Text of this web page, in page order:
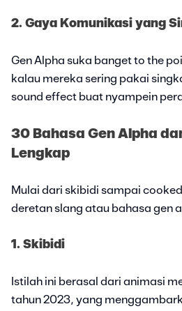
2. Gaya Komunikasi yang
Gen Alpha suka banget to the
kalau mereka sering pakai
sound effect buat nyampein
30 Bahasa Gen Alpha
Lengkap
Mulai dari skibidi sampai
deretan slang atau bahasa gen
1. Skibidi
Istilah ini berasal dari animasi
tahun 2023, yang